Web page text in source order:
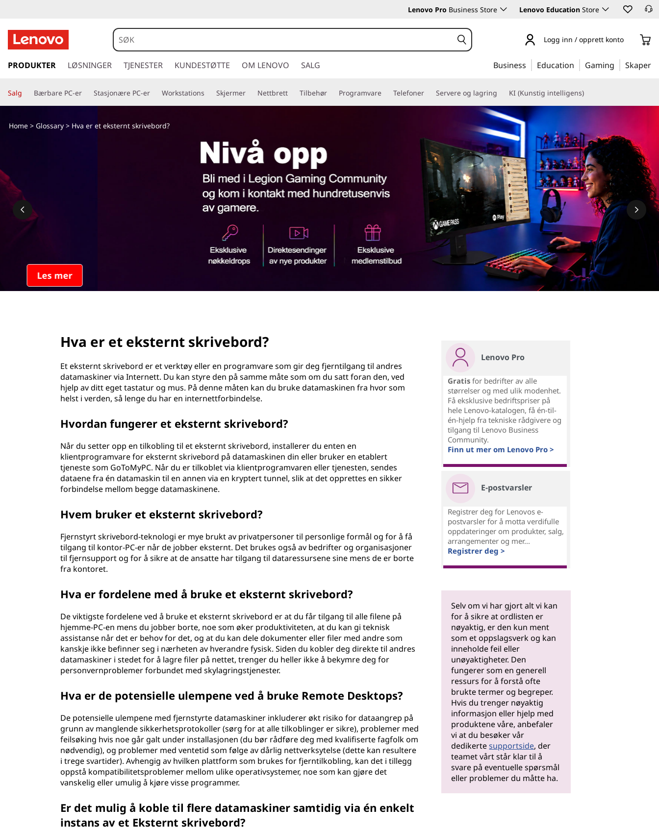
v
a
e
k
Lenovo Pro Business Store Lenovo Education Store
å
l
h
v
n
n
Logg inn / opprett konto
PRODUKTER LØSNINGER TJENESTER KUNDESTØTTE OM LENOVO SALG Business Education Gaming Skaper
Salg Bærbare PC-er Stasjonære PC-er Workstations Skjermer Nettbrett Tilbehør Programvare Telefoner Servere og lagring KI (Kunstig intelligens)
Les mer
Home > Glossary > Hva er et eksternt skrivebord?
Hva er et eksternt skrivebord?
Et eksternt skrivebord er et verktøy eller en programvare som gir deg fjerntilgang til andres
datamaskiner via Internett. Du kan styre den på samme måte som om du satt foran den, ved
hjelp av ditt eget tastatur og mus. På denne måten kan du bruke datamaskinen fra hvor som
helst i verden, så lenge du har en internettforbindelse.
Hvordan fungerer et eksternt skrivebord?
Når du setter opp en tilkobling til et eksternt skrivebord, installerer du enten en
klientprogramvare for eksternt skrivebord på datamaskinen din eller bruker en etablert
tjeneste som GoToMyPC. Når du er tilkoblet via klientprogramvaren eller tjenesten, sendes
dataene fra én datamaskin til en annen via en kryptert tunnel, slik at det opprettes en sikker
forbindelse mellom begge datamaskinene.
Hvem bruker et eksternt skrivebord?
Fjernstyrt skrivebord-teknologi er mye brukt av privatpersoner til personlige formål og for å få
tilgang til kontor-PC-er når de jobber eksternt. Det brukes også av bedrifter og organisasjoner
til fjernsupport og for å sikre at de ansatte har tilgang til dataressursene sine mens de er borte
fra kontoret.
Hva er fordelene med å bruke et eksternt skrivebord?
De viktigste fordelene ved å bruke et eksternt skrivebord er at du får tilgang til alle filene på
hjemme-PC-en mens du jobber borte, noe som øker produktiviteten, at du kan gi teknisk
assistanse når det er behov for det, og at du kan dele dokumenter eller filer med andre som
kanskje ikke befinner seg i nærheten av hverandre fysisk. Siden du kobler deg direkte til andres
datamaskiner i stedet for å lagre filer på nettet, trenger du heller ikke å bekymre deg for
personvernproblemer forbundet med skylagringstjenester.
Hva er de potensielle ulempene ved å bruke Remote Desktops?
De potensielle ulempene med fjernstyrte datamaskiner inkluderer økt risiko for dataangrep på
grunn av manglende sikkerhetsprotokoller (sørg for at alle tilkoblinger er sikre), problemer med
feilsøking hvis noe går galt under installasjonen (du bør rådføre deg med kvalifiserte fagfolk om
nødvendig), og problemer med ventetid som følge av dårlig nettverksytelse (dette kan resultere
i trege svartider). Avhengig av hvilken plattform som brukes for fjerntilkobling, kan det i tillegg
oppstå kompatibilitetsproblemer mellom ulike operativsystemer, noe som kan gjøre det
vanskelig eller umulig å kjøre visse programmer.
Er det mulig å koble til flere datamaskiner samtidig via én enkelt
instans av et Eksternt skrivebord?
Lenovo Pro
Gratis for bedrifter av alle
størrelser og med ulik modenhet.
Få eksklusive bedriftspriser på
hele Lenovo-katalogen, få én-til-
én-hjelp fra tekniske rådgivere og
tilgang til Lenovo Business
Community.
Finn ut mer om Lenovo Pro >
E-postvarsler
Registrer deg for Lenovos e-
postvarsler for å motta verdifulle
oppdateringer om produkter, salg,
arrangementer og mer...
Registrer deg >
Selv om vi har gjort alt vi kan
for å sikre at ordlisten er
nøyaktig, er den kun ment
som et oppslagsverk og kan
inneholde feil eller
unøyaktigheter. Den
fungerer som en generell
ressurs for å forstå ofte
brukte termer og begreper.
Hvis du trenger nøyaktig
informasjon eller hjelp med
produktene våre, anbefaler
vi at du besøker vår
dedikertesupportside, der
teamet vårt står klar til å
svare på eventuelle spørsmål
eller problemer du måtte ha.